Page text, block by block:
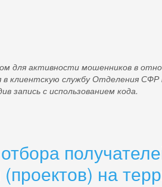
для активности мошенников в
клиентскую службу Отделения
запись с использованием кода.
на